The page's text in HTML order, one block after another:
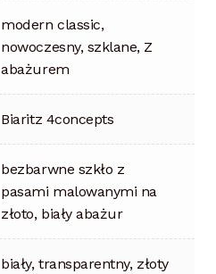
modern classic,
nowoczesny, szklane, Z
abażurem
Biaritz 4concepts
bezbarwne szkło z
pasami malowanymi na
złoto, biały abażur
biały, transparentny, złoty